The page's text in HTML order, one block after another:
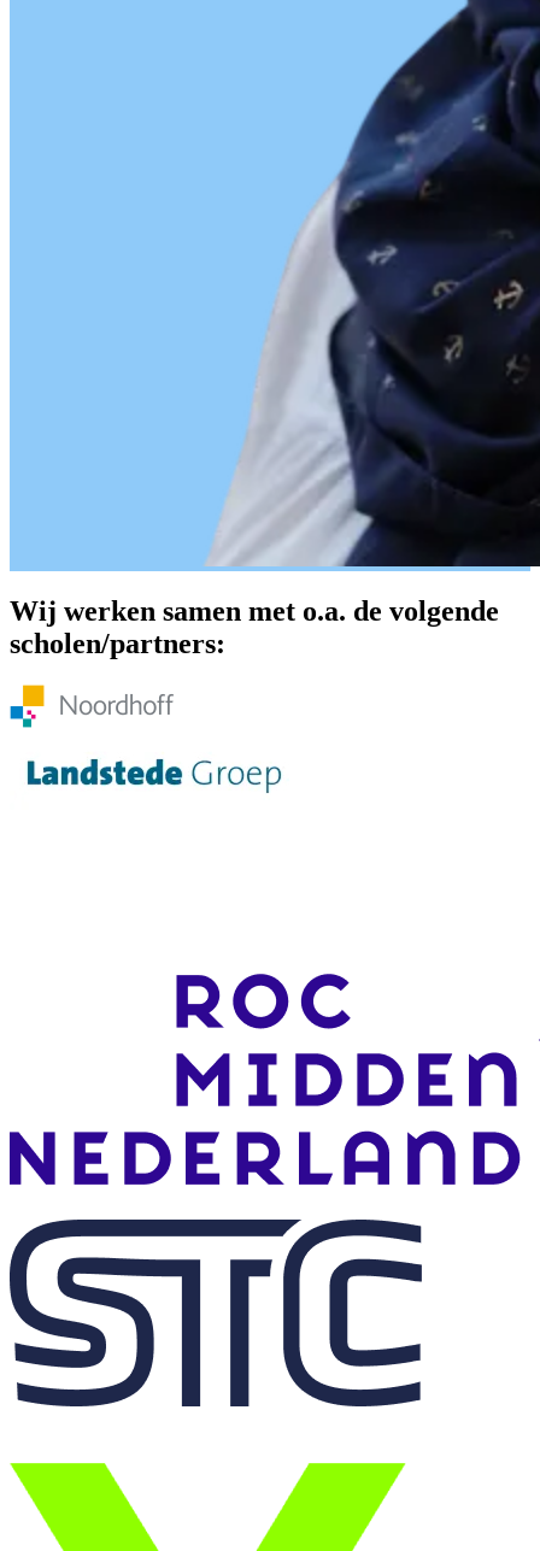
Wij werken samen met o.a. de volgende
scholen/partners: